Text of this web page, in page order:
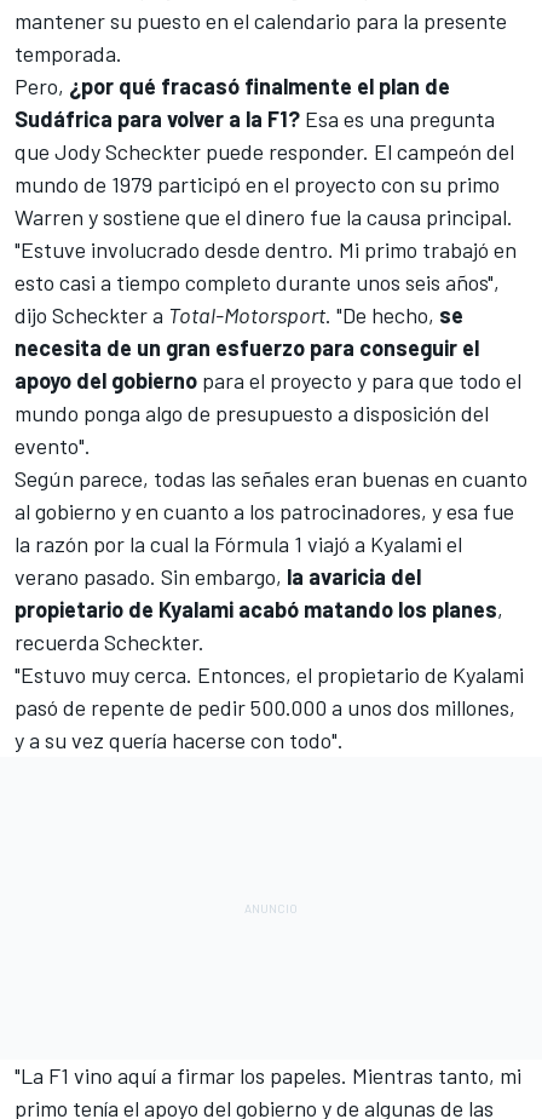
mantener su puesto en el calendario para la presente
temporada.
Pero, ¿por qué fracasó finalmente el plan de
Sudáfrica para volver a la F1? Esa es una pregunta
que Jody Scheckter puede responder. El campeón del
mundo de 1979 participó en el proyecto con su primo
Warren y sostiene que el dinero fue la causa principal.
"Estuve involucrado desde dentro. Mi primo trabajó en
esto casi a tiempo completo durante unos seis años",
dijo Scheckter a Total-Motorsport. "De hecho, se
necesita de un gran esfuerzo para conseguir el
apoyo del gobierno para el proyecto y para que todo el
mundo ponga algo de presupuesto a disposición del
evento".
Según parece, todas las señales eran buenas en cuanto
al gobierno y en cuanto a los patrocinadores, y esa fue
la razón por la cual la Fórmula 1 viajó a Kyalami el
verano pasado. Sin embargo, la avaricia del
propietario de Kyalami acabó matando los planes,
recuerda Scheckter.
"Estuvo muy cerca. Entonces, el propietario de Kyalami
pasó de repente de pedir 500.000 a unos dos millones,
y a su vez quería hacerse con todo".
"La F1 vino aquí a firmar los papeles. Mientras tanto, mi
primo tenía el apoyo del gobierno y de algunas de las